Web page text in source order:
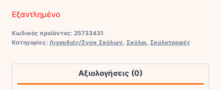
Εξαντλημένο
Κωδικός προϊόντος: 25733431
Κατηγορίες: Λιχουδιές/Σνακ Σκύλων Σκύλοι Σκυλοτροφές
Αξιολογήσεις (0)